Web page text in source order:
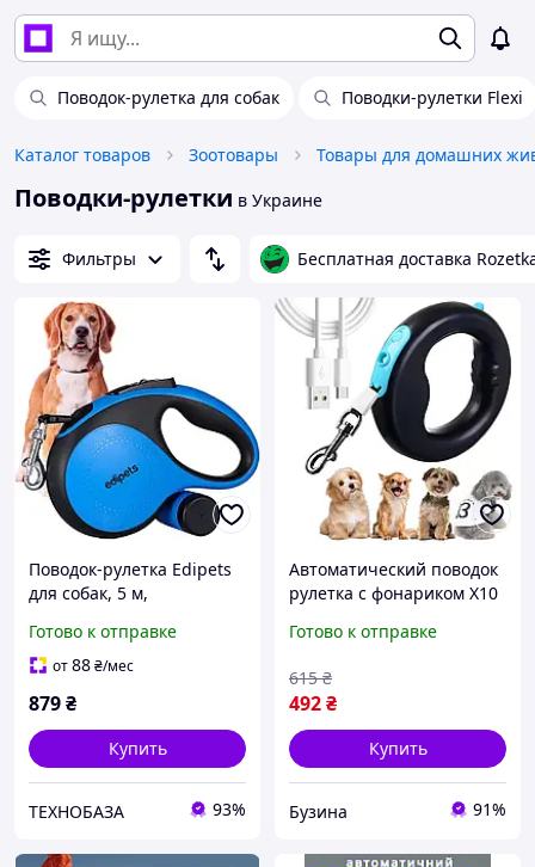
Поводок-рулетка для собак Поводки-рулетки Flexi
Каталог товаров Зоотовары
Поводки-рулетки в Украине
Фильтры Бесплатная доставка
Поводок-рулетка Edipets
для собак, 5 м,
фиксатор, синий
Готово к отправке
от88₴/мес
879₴
Купить
ТЕХНОБАЗА 93%
Автоматический поводок
рулетка с фонариком X10
метра с USB зарядкой
Готово к отправке
492₴
615 ₴
Купить
Бузина 91%